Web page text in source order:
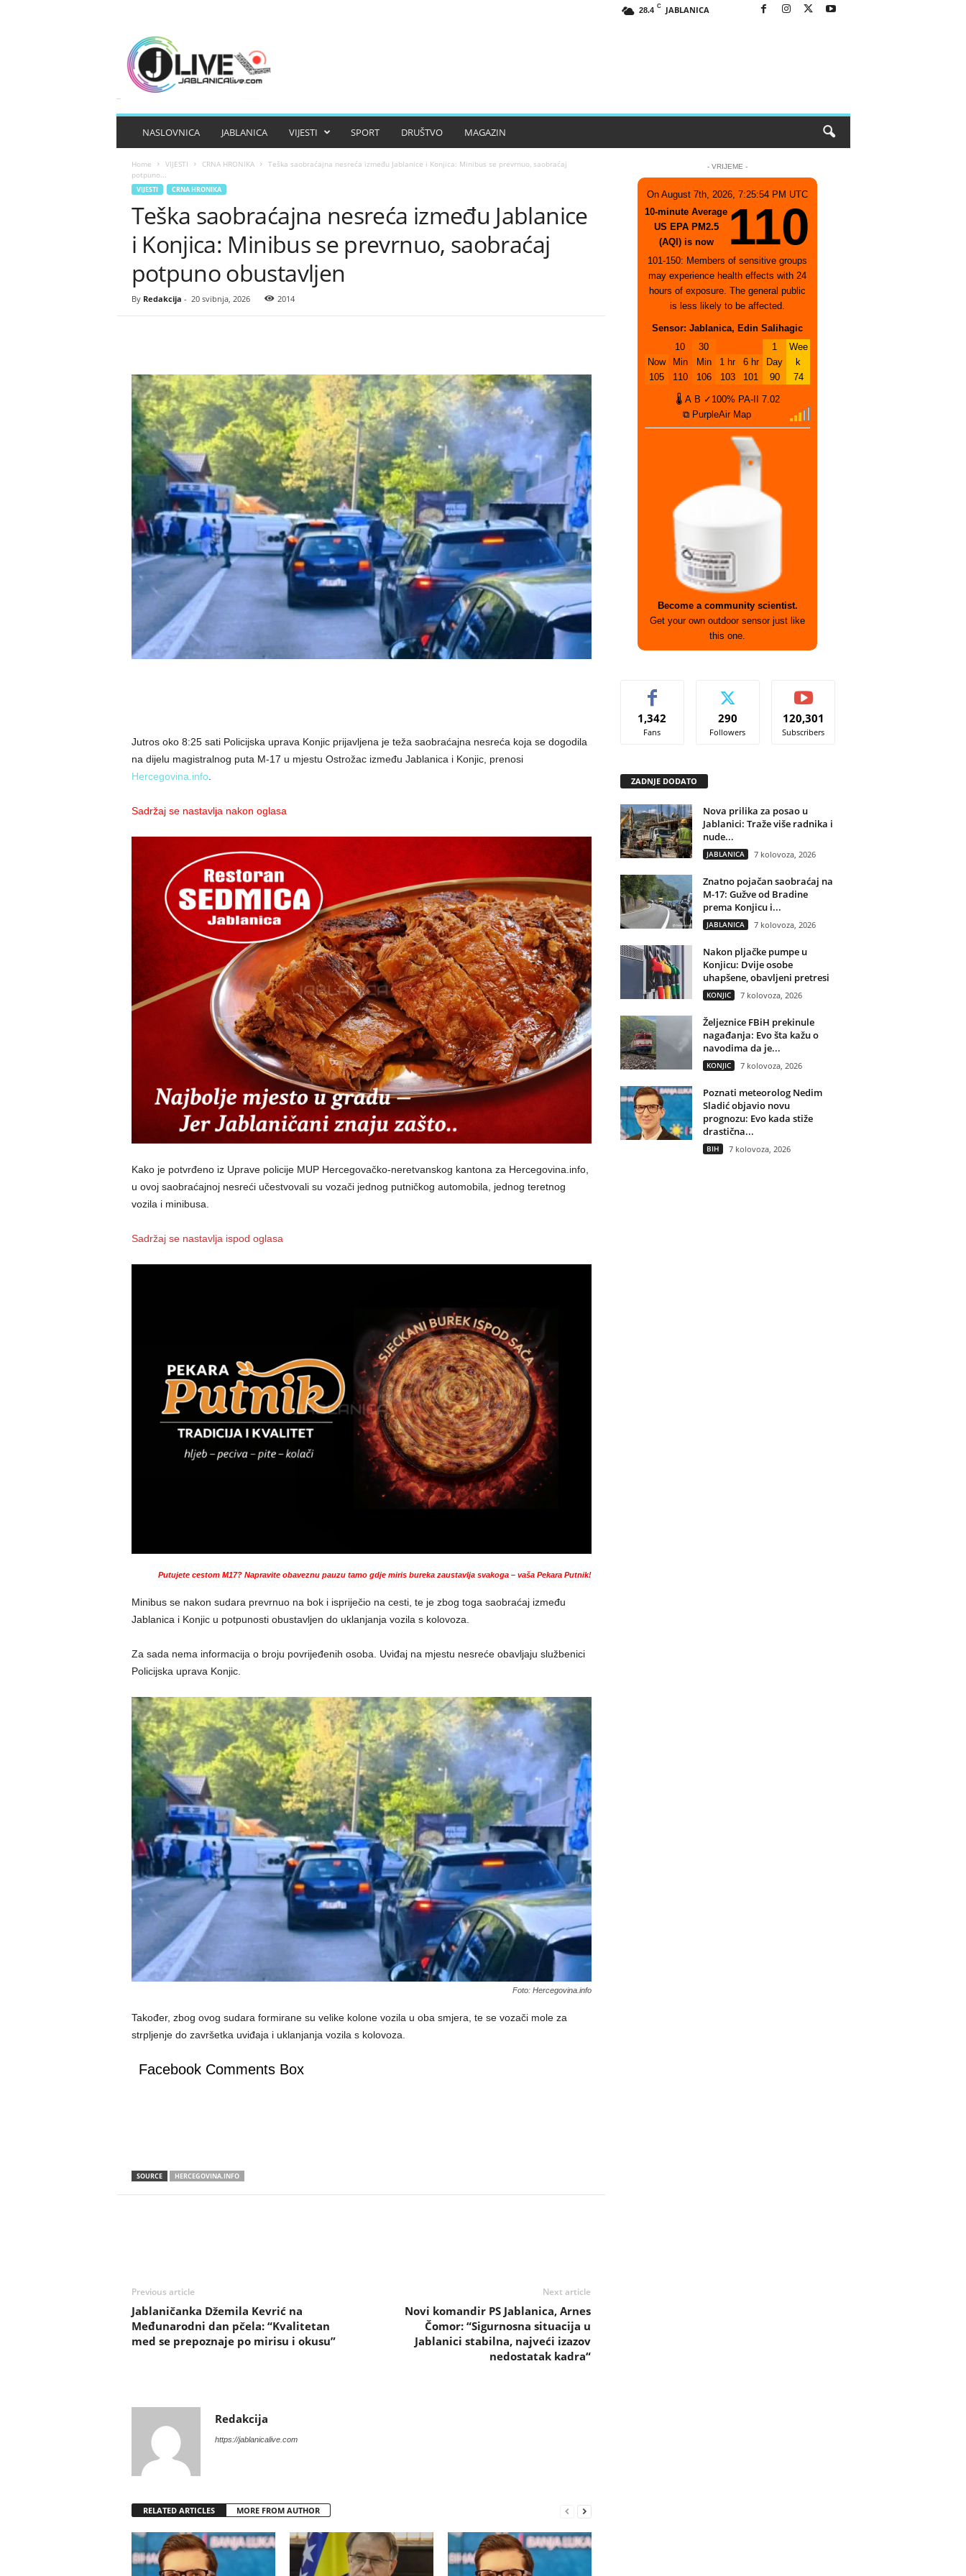
28.4 C JABLANICA
NASLOVNICA JABLANICA VIJESTI SPORT DRUŠTVO MAGAZIN
Home VIJESTI CRNA HRONIKA
Teška saobraćajna nesreća između Jablanice i Konjica: Minibus se prevrnuo, saobraćaj
potpuno...
VIJESTI CRNA HRONIKA
Teška saobraćajna nesreća između Jablanice
i Konjica: Minibus se prevrnuo, saobraćaj
potpuno obustavljen
By Redakcija - 20 svibnja, 2026 2014
Jutros oko 8:25 sati Policijska uprava Konjic prijavljena je teža saobraćajna nesreća koja se dogodila
na dijelu magistralnog puta M-17 u mjestu Ostrožac između Jablanica i Konjic, prenosi
Hercegovina.info.
Sadržaj se nastavlja nakon oglasa
Kako je potvrđeno iz Uprave policije MUP Hercegovačko-neretvanskog kantona za Hercegovina.info,
u ovoj saobraćajnoj nesreći učestvovali su vozači jednog putničkog automobila, jednog teretnog
vozila i minibusa.
Sadržaj se nastavlja ispod oglasa
Putujete cestom M17? Napravite obaveznu pauzu tamo gdje miris bureka zaustavlja svakoga – vaša Pekara Putnik!
Minibus se nakon sudara prevrnuo na bok i ispriječio na cesti, te je zbog toga saobraćaj između
Jablanica i Konjic u potpunosti obustavljen do uklanjanja vozila s kolovoza.
Za sada nema informacija o broju povrijeđenih osoba. Uviđaj na mjestu nesreće obavljaju službenici
Policijska uprava Konjic.
Foto: Hercegovina.info
Također, zbog ovog sudara formirane su velike kolone vozila u oba smjera, te se vozači mole za
strpljenje do završetka uviđaja i uklanjanja vozila s kolovoza.
Facebook Comments Box
SOURCE HERCEGOVINA.INFO
Previous article
Jablaničanka Džemila Kevrić na
Međunarodni dan pčela: “Kvalitetan
med se prepoznaje po mirisu i okusu”
Next article
Novi komandir PS Jablanica, Arnes
Čomor: “Sigurnosna situacija u
Jablanici stabilna, najveći izazov
nedostatak kadra“
Redakcija
https://jablanicalive.com
RELATED ARTICLES MORE FROM AUTHOR
- VRIJEME -
On August 7th, 2026, 7:25:54 PM UTC
10-minute Average
US EPA PM2.5
(AQI) is now
110
101-150: Members of sensitive groups
may experience health effects with 24
hours of exposure. The general public
is less likely to be affected.
Sensor: Jablanica, Edin Salihagic
Now
105
10
Min
110
30
Min
106
1 hr
103
6 hr
101
1
Day
90
Wee
k
74
🌡 A B ✓100% PA-II
7.02
⧉ PurpleAir Map
Become a community scientist.
Get your own outdoor sensor just like
this one.
1,342
Fans
290
Followers
120,301
Subscribers
ZADNJE DODATO
Nova prilika za posao u
Jablanici: Traže više radnika i
nude...
JABLANICA 7 kolovoza, 2026
Znatno pojačan saobraćaj na
M-17: Gužve od Bradine
prema Konjicu i...
JABLANICA 7 kolovoza, 2026
Nakon pljačke pumpe u
Konjicu: Dvije osobe
uhapšene, obavljeni pretresi
KONJIC 7 kolovoza, 2026
Željeznice FBiH prekinule
nagađanja: Evo šta kažu o
navodima da je...
KONJIC 7 kolovoza, 2026
Poznati meteorolog Nedim
Sladić objavio novu
prognozu: Evo kada stiže
drastična...
BIH 7 kolovoza, 2026